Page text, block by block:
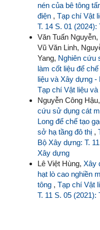
nén của bê tông
điện , Tạp chí Vật
T. 14 S. 01
Văn Tuấn
Vũ Văn Linh,
Yang, Nghiên cứu
làm cốt liệu để
liệu và Xây dựng -
Tạp chí Vật liệu
Nguyễn Công
cứu sử dụng cát
Long để chế tạo
sở hạ tầng đô thị ,
Bộ Xây dựng: T.
Xây dựng
Lê Việt Hùng, Xây
hạt lò cao nghiền
tông , Tạp chí Vật
T. 11 S. 05